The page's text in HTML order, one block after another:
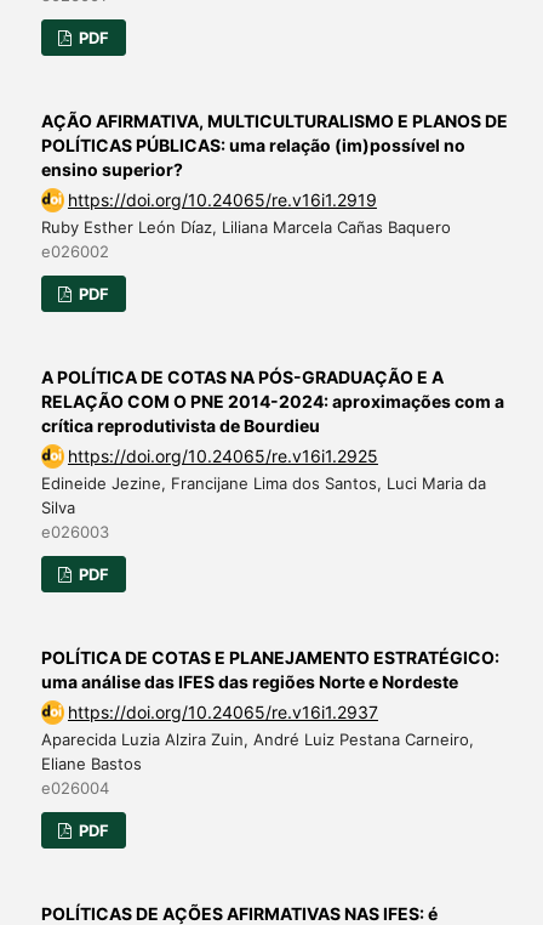
PDF
AÇÃO AFIRMATIVA, MULTICULTURALISMO E PLANOS DE
POLÍTICAS PÚBLICAS: uma relação (im)possível no
ensino superior?
https://doi.org/10.24065/re.v16i1.2919
Ruby Esther León Díaz, Liliana Marcela Cañas Baquero
e026002
PDF
A POLÍTICA DE COTAS NA PÓS-GRADUAÇÃO E A
RELAÇÃO COM O PNE 2014-2024: aproximações com a
crítica reprodutivista de Bourdieu
https://doi.org/10.24065/re.v16i1.2925
Edineide Jezine, Francijane Lima dos Santos, Luci Maria da
Silva
e026003
PDF
POLÍTICA DE COTAS E PLANEJAMENTO ESTRATÉGICO:
uma análise das IFES das regiões Norte e Nordeste
https://doi.org/10.24065/re.v16i1.2937
Aparecida Luzia Alzira Zuin, André Luiz Pestana Carneiro,
Eliane Bastos
e026004
PDF
POLÍTICAS DE AÇÕES AFIRMATIVAS NAS IFES: é